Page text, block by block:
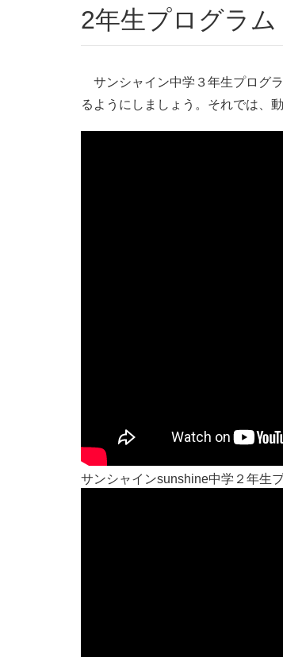
2年生プログラム
サンシャイン中学３年生プログ
るようにしましょう。それでは、
サンシャインsunshine中学２年生